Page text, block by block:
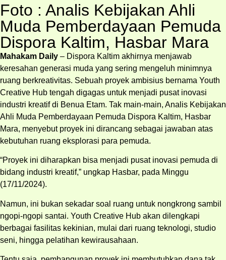
Foto : Analis Kebijakan Ahli
Muda Pemberdayaan Pemuda
Dispora Kaltim, Hasbar Mara
Mahakam Daily – Dispora Kaltim akhirnya menjawab
keresahan generasi muda yang sering mengeluh minimnya
ruang berkreativitas. Sebuah proyek ambisius bernama Youth
Creative Hub tengah digagas untuk menjadi pusat inovasi
industri kreatif di Benua Etam. Tak main-main, Analis Kebijakan
Ahli Muda Pemberdayaan Pemuda Dispora Kaltim, Hasbar
Mara, menyebut proyek ini dirancang sebagai jawaban atas
kebutuhan ruang eksplorasi para pemuda.
“Proyek ini diharapkan bisa menjadi pusat inovasi pemuda di
bidang industri kreatif,” ungkap Hasbar, pada Minggu
(17/11/2024).
Namun, ini bukan sekadar soal ruang untuk nongkrong sambil
ngopi-ngopi santai. Youth Creative Hub akan dilengkapi
berbagai fasilitas kekinian, mulai dari ruang teknologi, studio
seni, hingga pelatihan kewirausahaan.